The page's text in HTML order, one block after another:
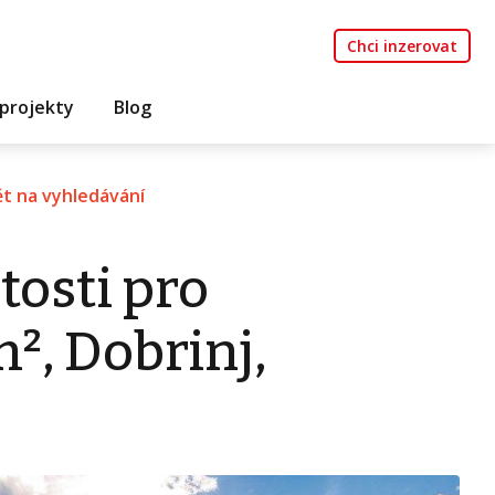
Chci inzerovat
Blog
na vyhledávání
pro
Dobrinj,